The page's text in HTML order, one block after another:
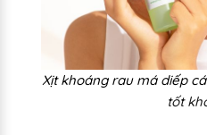
Xịt khoáng rau má diếp
tốt